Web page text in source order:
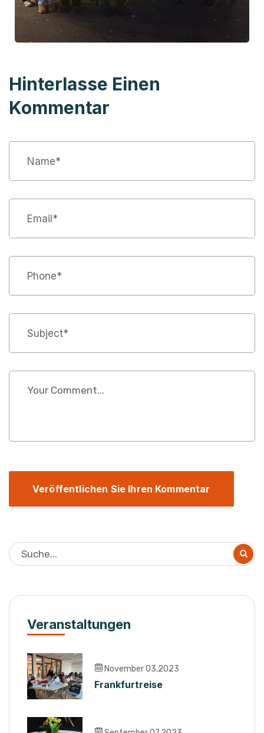
Hinterlasse Einen
Kommentar
Veranstaltungen
November 03,2023
Frankfurtreise